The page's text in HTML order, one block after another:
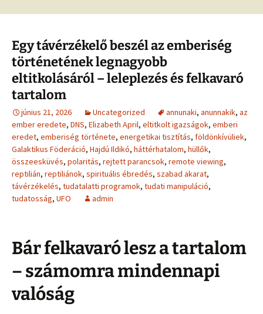
Egy távérzékelő beszél az emberiség
történetének legnagyobb
eltitkolásáról – leleplezés és felkavaró
tartalom
június 21, 2026 Uncategorized annunaki, anunnakik, az
ember eredete, DNS, Elizabeth April, eltitkolt igazságok, emberi
eredet, emberiség története, energetikai tisztítás, földönkívüliek,
Galaktikus Föderáció, Hajdú Ildikó, háttérhatalom, hüllők,
összeesküvés, polaritás, rejtett parancsok, remote viewing,
reptilián, reptiliánok, spirituális ébredés, szabad akarat,
távérzékelés, tudatalatti programok, tudati manipuláció,
tudatosság, UFO admin
Bár felkavaró lesz a tartalom
– számomra mindennapi
valóság